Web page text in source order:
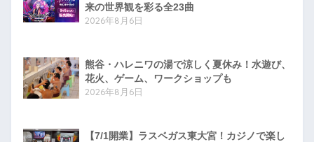
来の世界観を彩る全23曲
2026年8月6日
熊谷・ハレニワの湯で涼しく夏休み！水遊び、
花火、ゲーム、ワークショップも
2026年8月6日
【7/1開業】ラスベガス東大宮！カジノで楽し